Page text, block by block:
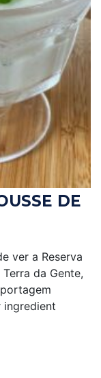
DE
ver a Reserva
da Gente,
ingredient